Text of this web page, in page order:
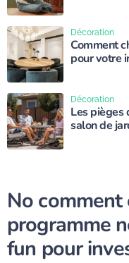
Comment
pour votre
Décoration
Les pièges
salon de
Décoration
No comment
programme
fun pour